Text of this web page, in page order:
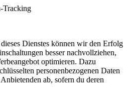
Tracking
Dienstes können wir den Erfolg
besser nachvollziehen,
optimieren. Dazu
personenbezogenen Daten
ab, sofern du deren